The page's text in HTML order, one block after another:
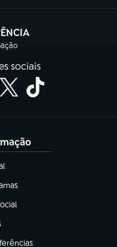
em nova aba)
sociais
aba)
aba)